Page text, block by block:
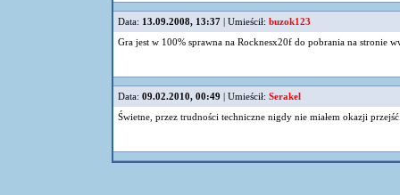
Data: 13.09.2008, 13:37 | Umieścił: buzok123
Gra jest w 100% sprawna na Rocknesx20f do pobrania na stronie
Data: 09.02.2010, 00:49 | Umieścił: Serakel
Świetne, przez trudności techniczne nigdy nie miałem okazji